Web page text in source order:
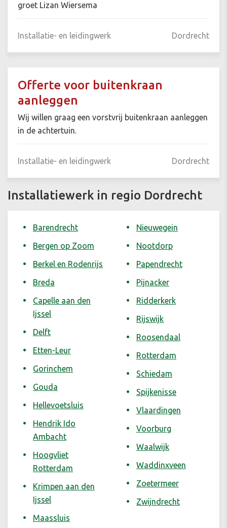
groet Lizan Wiersema
Installatie- en leidingwerk Dordrecht
Offerte voor buitenkraan
aanleggen
Wij willen graag een vorstvrij buitenkraan aanleggen
in de achtertuin.
Installatie- en leidingwerk Dordrecht
Installatiewerk in regio Dordrecht
Barendrecht
Bergen op Zoom
Berkel en Rodenrijs
Breda
Capelle aan den
Ijssel
Delft
Etten-Leur
Gorinchem
Gouda
Hellevoetsluis
Hendrik Ido
Ambacht
Hoogvliet
Rotterdam
Krimpen aan den
Ijssel
Maassluis
Nieuwegein
Nootdorp
Papendrecht
Pijnacker
Ridderkerk
Rijswijk
Roosendaal
Rotterdam
Schiedam
Spijkenisse
Vlaardingen
Voorburg
Waalwijk
Waddinxveen
Zoetermeer
Zwijndrecht